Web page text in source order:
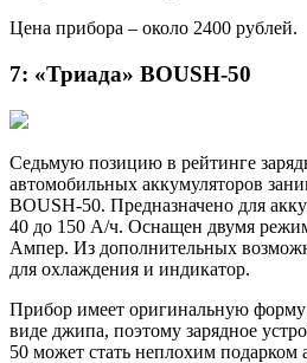
Цена прибора – около 2400 рублей.
7: «Триада» BOUSH-50
Седьмую позицию в рейтинге
автомобильных аккумуляторов
BOUSH-50. Предназначено для
40 до 150 А/ч. Оснащен двумя
Ампер. Из дополнительных
для охлаждения и индикатор.
Прибор имеет оригинальную
виде джипа, поэтому зарядное
50 может стать неплохим подарком